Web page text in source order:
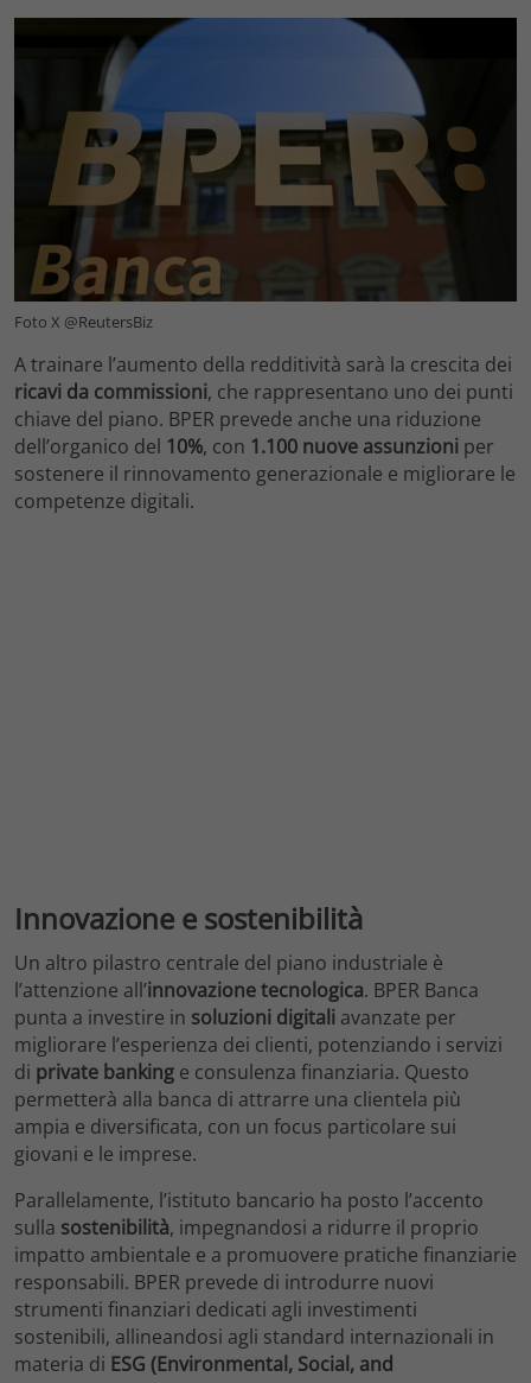
Foto X @ReutersBiz
A trainare l’aumento della redditività sarà la crescita dei
ricavi da commissioni, che rappresentano uno dei punti
chiave del piano. BPER prevede anche una riduzione
dell’organico del 10%, con 1.100 nuove assunzioni per
sostenere il rinnovamento generazionale e migliorare le
competenze digitali.
Innovazione e sostenibilità
Un altro pilastro centrale del piano industriale è
l’attenzione all’innovazione tecnologica. BPER Banca
punta a investire in soluzioni digitali avanzate per
migliorare l’esperienza dei clienti, potenziando i servizi
di private banking e consulenza finanziaria. Questo
permetterà alla banca di attrarre una clientela più
ampia e diversificata, con un focus particolare sui
giovani e le imprese.
Parallelamente, l’istituto bancario ha posto l’accento
sulla sostenibilità, impegnandosi a ridurre il proprio
impatto ambientale e a promuovere pratiche finanziarie
responsabili. BPER prevede di introdurre nuovi
strumenti finanziari dedicati agli investimenti
sostenibili, allineandosi agli standard internazionali in
materia di ESG (Environmental, Social, and